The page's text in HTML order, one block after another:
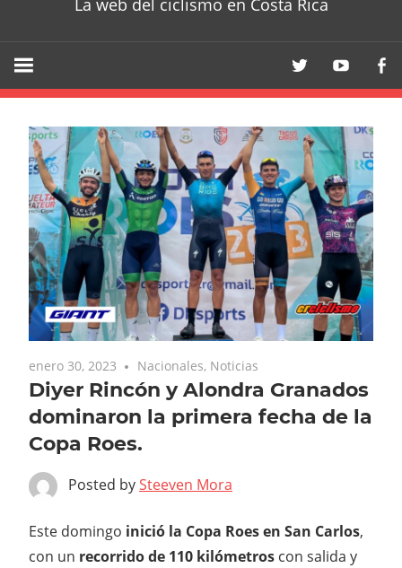
La web del ciclismo en Costa Rica
enero 30, 2023 Nacionales, Noticias
Diyer Rincón y Alondra Granados
dominaron la primera fecha de la
Copa Roes.
Posted bySteeven Mora
Este domingo inició la Copa Roes en San Carlos,
con un recorrido de 110 kilómetros con salida y